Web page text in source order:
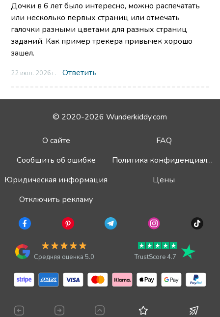
Дочки в 6 лет было интересно, можно распечатать
или несколько первых страниц или отмечать
галочки разными цветами для разных страниц
заданий. Как пример трекера привычек хорошо
зашел.
22 июл. 2026 г. Ответить
© 2020-2026 Wunderkiddy.com
О сайте
FAQ
Сообщить об ошибке
Политика конфиденциальности
Юридическая информация
Цены
Отключить рекламу
Средняя оценка 5.0 TrustScore 4.7